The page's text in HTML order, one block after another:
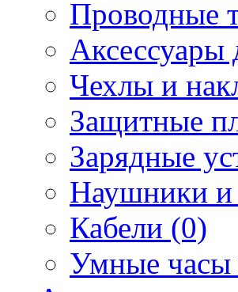
Проводные
Аксессуары
Чехлы и
Защитные
Зарядные
Наушники и
Кабели (0)
Умные часы